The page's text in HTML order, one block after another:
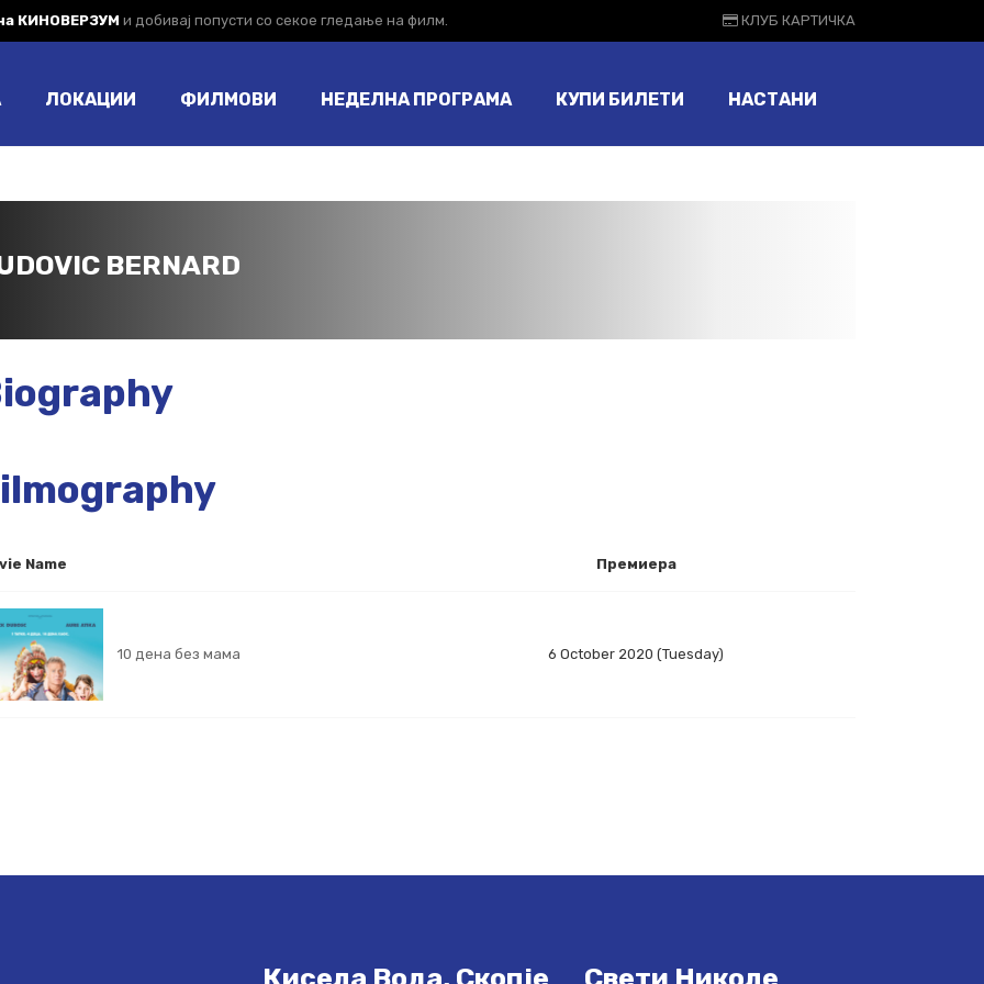
КИНОВЕРЗУМ и добивај попусти со секое гледање на филм. КЛУБ КАРТИЧКА
ЛОКАЦИИ ФИЛМОВИ НЕДЕЛНА ПРОГРАМА КУПИ БИЛЕТИ НАСТАНИ
BERNARD
Name Премиера
10 дена без мама 6 October 2020 (Tuesday)